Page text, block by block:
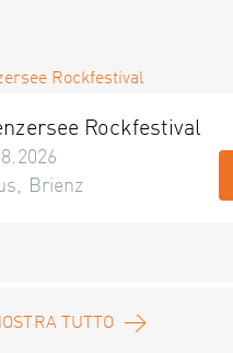
Rockfestival
Brienz
TUTTO